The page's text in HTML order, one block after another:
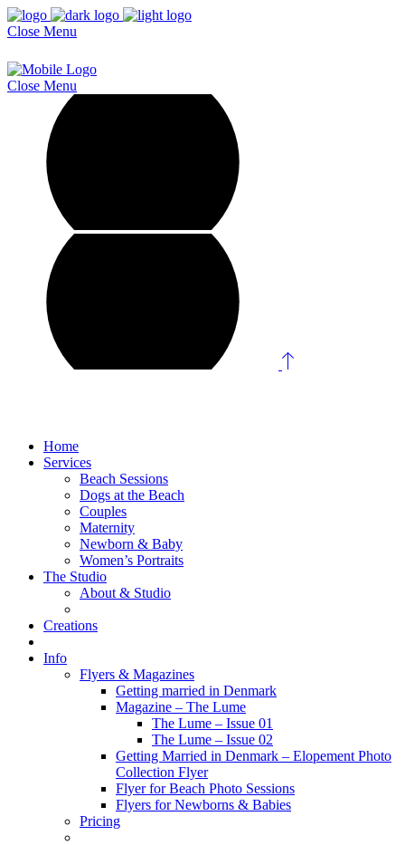
Close Menu
Close Menu
Home
Services
Beach Sessions
Dogs at the Beach
Couples
Maternity
Newborn & Baby
Women’s Portraits
The Studio
About & Studio
Creations
Info
Flyers & Magazines
Getting married in Denmark
Magazine – The Lume
The Lume – Issue 01
The Lume – Issue 02
Getting Married in Denmark – Elopement Photo
Collection Flyer
Flyer for Beach Photo Sessions
Flyers for Newborns & Babies
Pricing